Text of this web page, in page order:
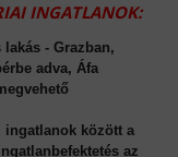
INGATLANOK:
lakás - Grazban,
adva, Áfa
ingatlanok között a
az